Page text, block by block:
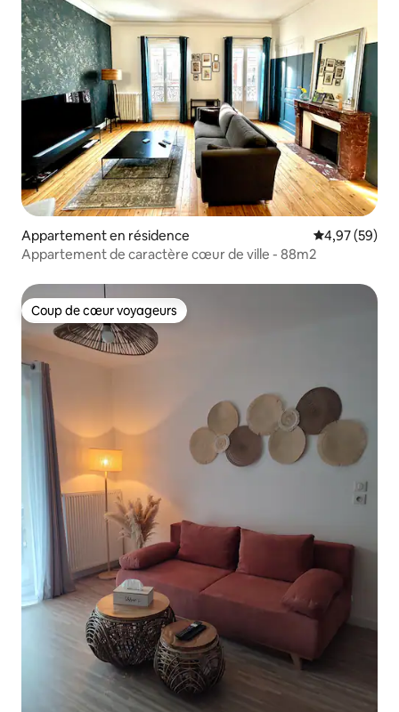
Appartement en résidence Évaluation
4,97 (59)
Appartement de caractère cœur de ville - 88m2
Coup de cœur voyageurs
Coup de cœur voyageurs